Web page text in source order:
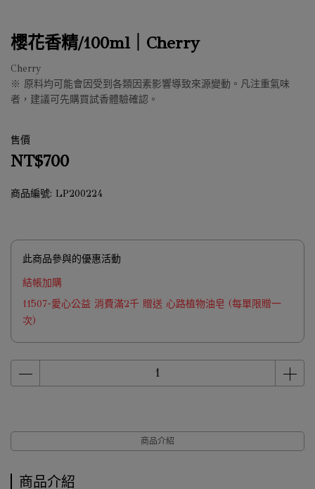
櫻花香精/100ml｜Cherry
Cherry
※ 原料均可能會因受到各類因素影響導致來源變動。凡注重氣味
者，建議可先購買試香體驗確認。
售價
NT$700
商品編號: LP200224
此商品參與的優惠活動
結帳加購
11507-愛心公益 消費滿2千 贈送 心路植物油皂 (每單限贈一
次)
商品介紹
商品介紹